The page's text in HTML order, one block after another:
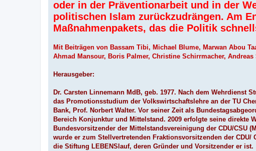
oder in der Präventionarbeit und in der
politischen Islam zurückzudrängen. Am
Maßnahmenpakets, das die Politik
Mit Beiträgen von Bassam Tibi, Michael Blume, Marwan Abou
Ahmad Mansour, Boris Palmer, Christine Schirrmacher,
Herausgeber:
Dr. Carsten Linnemann MdB, geb. 1977. Nach dem Wehrdienst
das Promotionsstudium der Volkswirtschaftslehre an der TU
Bank, Prof. Norbert Walter. Vor seiner Zeit als
Bereich Konjunktur und Mittelstand. 2009 erfolgte seine direkte
Bundesvorsitzender der Mittelstandsvereinigung der CDU/CSU
wurde er zum Stellvertretenden Fraktionsvorsitzenden der
die Stiftung LEBENSlauf, deren Gründer und Vorsitzender er ist.